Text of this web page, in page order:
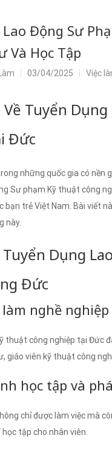
Lao Động Sư
Và Học Tập
03/04/2025 Việc
Tuyển
Đức
những quốc gia có nền
Sư phạm Kỹ thuật công
bạn trẻ Việt Nam. Bài viết
này.
Tuyển Dụng
Đức
làm nghề
thuật công nghiệp tại Đức
giáo viên kỹ thuật công
học tập và
chỉ được làm việc mà
tập cho nhân viên.